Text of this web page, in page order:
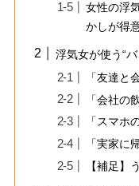
女性の浮
かしが得
浮気女が使う“
「友達と
「会社の
「スマホ
「実家に
【補足】